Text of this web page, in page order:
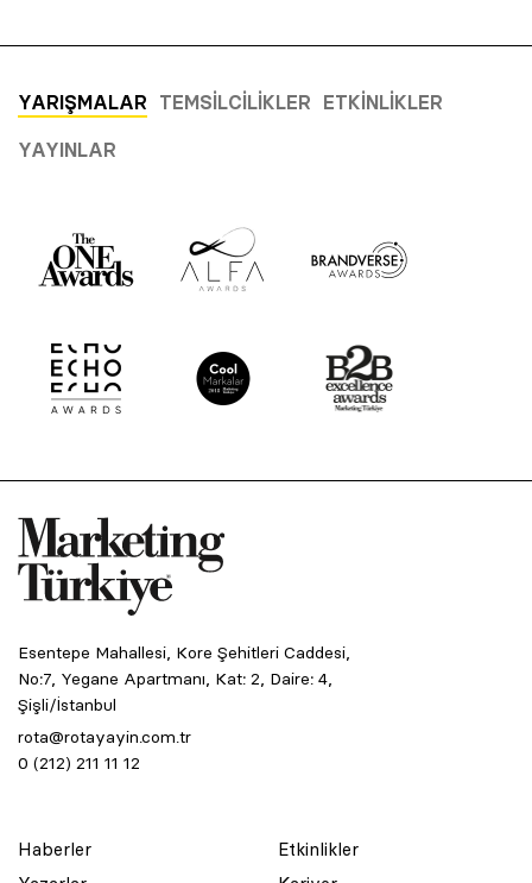
YARIŞMALAR TEMSILCILIKLER ETKINLIKLER
YAYINLAR
Esentepe Mahallesi, Kore Şehitleri Caddesi,
No:7, Yegane Apartmanı, Kat: 2, Daire: 4,
Şişli/İstanbul
rota@rotayayin.com.tr
0 (212) 211 11 12
Haberler
Etkinlikler